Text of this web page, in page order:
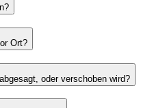
Ort?
oder verschoben wird?